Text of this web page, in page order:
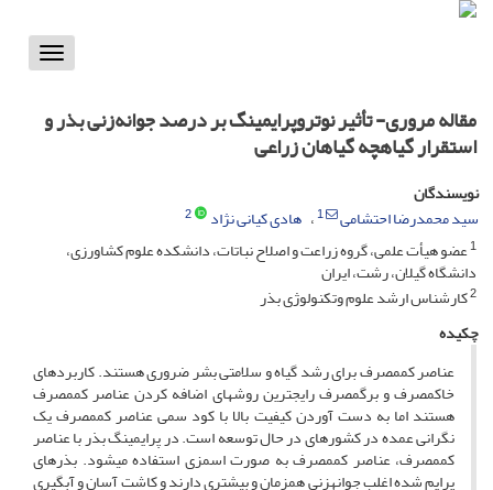
Toggle
مقاله مروری- تأثیر نوتروپرایمینگ بر درصد جوانه‌زنی بذر و
استقرار گیاهچه گیاهان زراعی
نویسندگان
سید محمدرضا احتشامی
1 هادی کیانی نژاد
2
1عضو هیأت علمی، گروه زراعت و اصلاح نباتات، دانشکده علوم کشاورزی،
دانشگاه گیلان، رشت، ایران
2کارشناس ارشد علوم وتکنولوژی بذر
چکیده
عناصر کم­مصرف برای رشد گیاه و سلامتی بشر ضروری هستند. کاربرد­های
خاک­مصرف و برگ­مصرف رایج­ترین روش­های اضافه کردن عناصر کم­مصرف
هستند اما به دست آوردن کیفیت بالا با کود سمی عناصر کم­مصرف یک
نگرانی عمده در کشور­های در حال توسعه است. در پرایمینگ بذر با عناصر
کم­مصرف، عناصر کم­مصرف به صورت اسمزی استفاده می­شود. بذرهای
پرایم شده اغلب جوانه­زنی همزمان و بیشتری دارند و کاشت آسان و آبگیری